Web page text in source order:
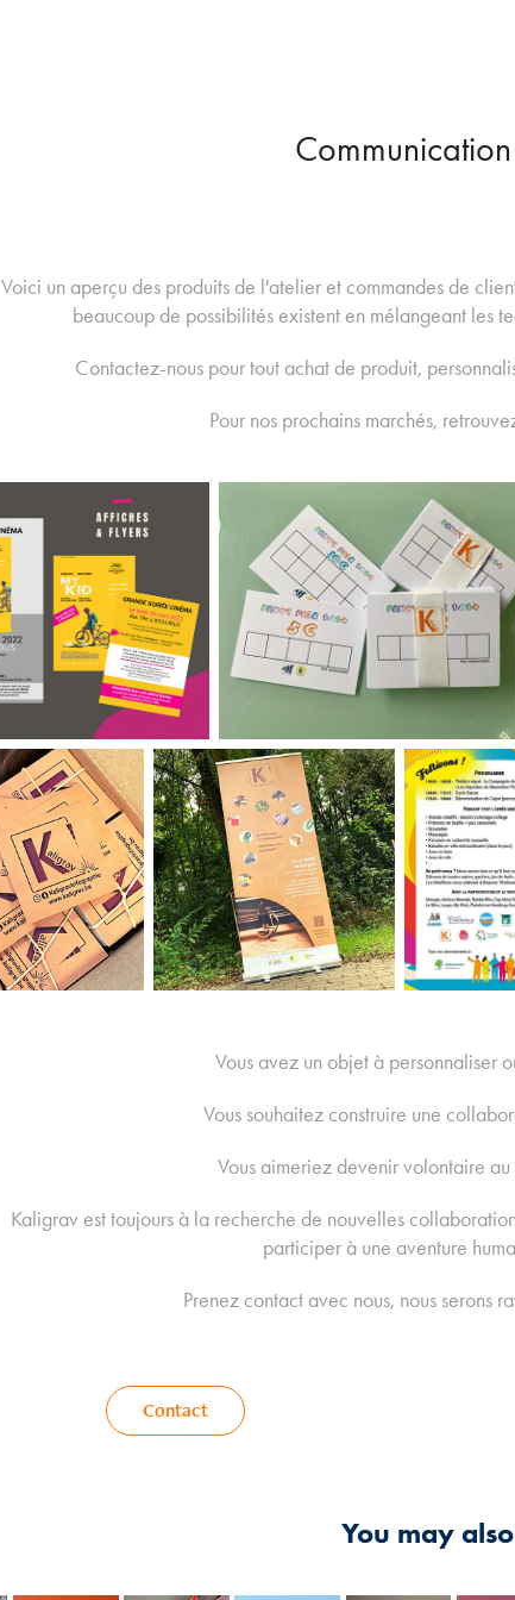
Voici un aperçu des produits de l'atelier et commandes de
beaucoup de possibilités existent en mélangeant les
Contactez-nous pour tout achat de produit,
Pour nos prochains marchés,
Vous avez un objet à personnaliser
Vous souhaitez construire une
Vous aimeriez devenir volontaire
Kaligrav est toujours à la recherche de nouvelles
participer à une aventure
Prenez contact avec nous, nous serons
Contact
You may